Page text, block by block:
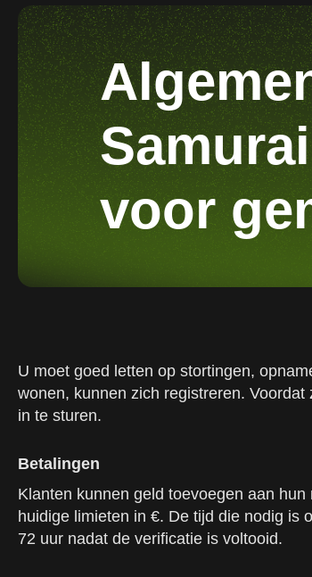
voor
U moet goed letten op stortingen,
wonen, kunnen zich registreren.
in te sturen.
Betalingen
Klanten kunnen geld toevoegen aan
huidige limieten in €. De tijd die nodig is
72 uur nadat de verificatie is voltooid.